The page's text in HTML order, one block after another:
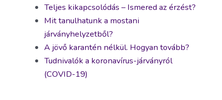
Teljes kikapcsolódás – Ismered az érzést?
Mit tanulhatunk a mostani
járványhelyzetből?
A jövő karantén nélkül. Hogyan tovább?
Tudnivalók a koronavírus-járványról
(COVID-19)